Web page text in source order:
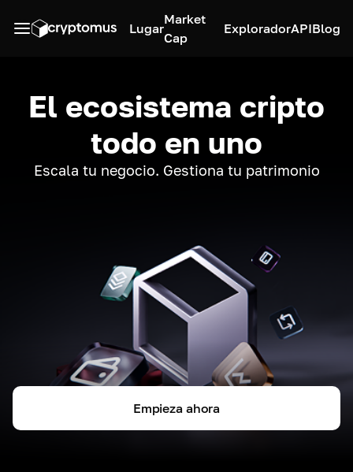
Lugar
Market
Cap
ExploradorAPIBlog
El ecosistema cripto
todo en uno
Escala tu negocio. Gestiona tu patrimonio
Empieza ahora